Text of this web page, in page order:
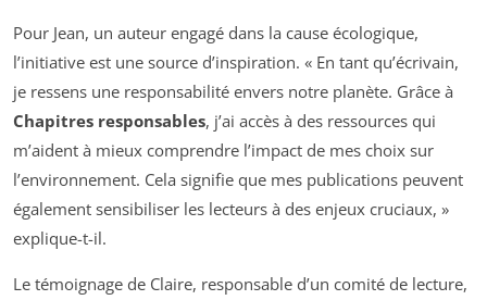
Pour Jean, un auteur engagé dans la cause écologique,
l’initiative est une source d’inspiration. « En tant qu’écrivain,
je ressens une responsabilité envers notre planète. Grâce à
Chapitres responsables, j’ai accès à des ressources qui
m’aident à mieux comprendre l’impact de mes choix sur
l’environnement. Cela signifie que mes publications peuvent
également sensibiliser les lecteurs à des enjeux cruciaux, »
explique-t-il.
Le témoignage de Claire, responsable d’un comité de lecture,